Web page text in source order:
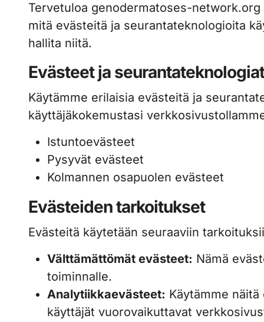
Tervetuloa genodermatoses-
mitä evästeitä ja seurantateknologioita
hallita niitä.
Evästeet ja seurantateknologiat
Käytämme erilaisia evästeitä ja
käyttäjäkokemustasi
Istuntoevästeet
Pysyvät evästeet
Kolmannen osapuolen evästeet
Evästeiden tarkoitukset
Evästeitä käytetään seuraaviin
Välttämättömät evästeet: Nämä
toiminnalle.
Analytiikkaevästeet: Käytämme
käyttäjät vuorovaikuttavat